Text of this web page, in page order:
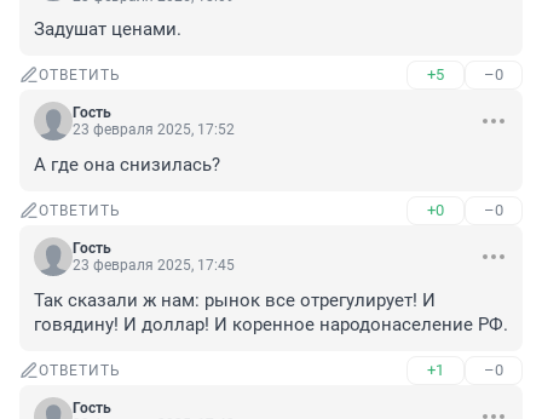
Задушат ценами.
ОТВЕТИТЬ +5 –0
Гость
23 февраля 2025, 17:52
А где она снизилась?
ОТВЕТИТЬ +0 –0
Гость
23 февраля 2025, 17:45
Так сказали ж нам: рынок все отрегулирует! И
говядину! И доллар! И коренное народонаселение РФ.
ОТВЕТИТЬ +1 –0
Гость